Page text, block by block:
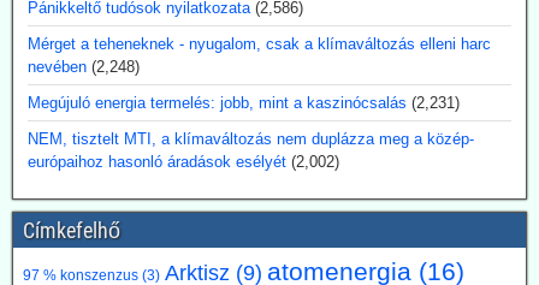
Argentína az Atucha-i atomerőmű-telepen egy új, körülbelül 300
megawatt teljesítményű atomreaktort kíván építeni. A projektet
teljes egészében magánforrásokból finanszírozzák, és a beruházás
összege várhatóan eléri az 1,2 milliárd amerikai dollárt. Luis Caputo
gazdasági miniszter július elején mutatta be a terveket a projekt
fejlesztőjével, a Meitner Energy vállalattal közösen. A vállalat az
ACR-300 nevű argentin reaktortervet kívánja elsőként kereskedelmi
Kommentárunk: Ezek szerint Argentínáról nemcsak pénzügy
válságok említése során hallhatunk, hanem nukleáris technológiánál
is. A 300 MW Paks II teljesítményének kb. egyhetede.
Pánikkeltő tudósok nyilatkozata (2,586)
Mérget a teheneknek - nyugalom, csak a klímaváltozás elleni harc
nevében (2,248)
Megújuló energia termelés: jobb, mint a kaszinócsalás (2,231)
NEM, tisztelt MTI, a klímaváltozás nem duplázza meg a közép-
európaihoz hasonló áradások esélyét (2,002)
Címkefelhő
97 % konszenzus (3) Arktisz (9) atomenergia (16)